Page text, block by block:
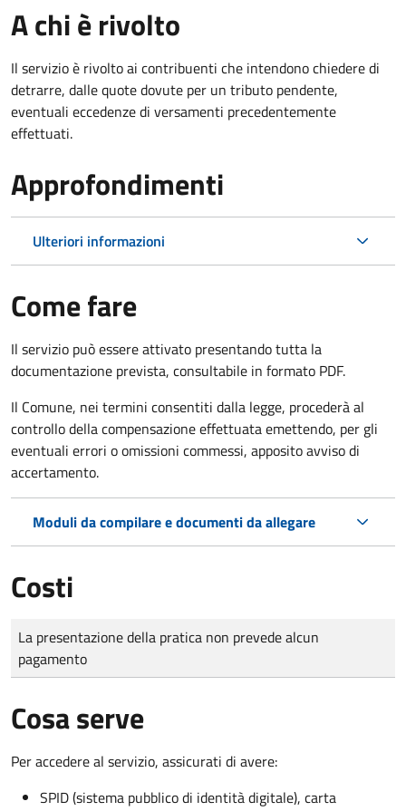
A chi è rivolto
Il servizio è rivolto ai contribuenti che intendono chiedere di
detrarre, dalle quote dovute per un tributo pendente,
eventuali eccedenze di versamenti precedentemente
effettuati.
Approfondimenti
Ulteriori informazioni
Come fare
Il servizio può essere attivato presentando tutta la
documentazione prevista, consultabile in formato PDF.
Il Comune, nei termini consentiti dalla legge, procederà al
controllo della compensazione effettuata emettendo, per gli
eventuali errori o omissioni commessi, apposito avviso di
accertamento.
Moduli da compilare e documenti da allegare
Costi
Tipo di pagamento
Importo
La presentazione della pratica non prevede alcun
pagamento
Cosa serve
Per accedere al servizio, assicurati di avere:
SPID (sistema pubblico di identità digitale), carta